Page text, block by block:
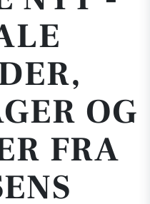
OG
FRA